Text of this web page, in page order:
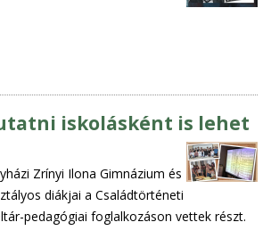
iskolásként is lehet
Zrínyi Ilona Gimnázium és
diákjai a Családtörténeti
pedagógiai foglalkozáson vettek részt.